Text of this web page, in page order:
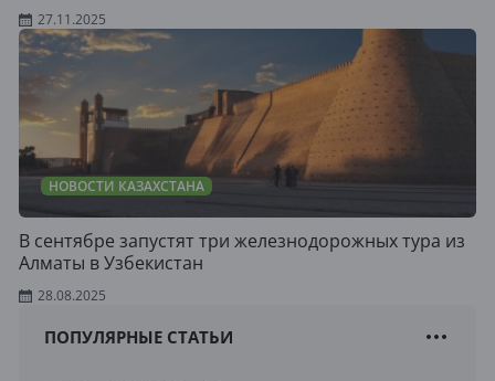
27.11.2025
НОВОСТИ КАЗАХСТАНА
В сентябре запустят три железнодорожных тура из
Алматы в Узбекистан
28.08.2025
ПОПУЛЯРНЫЕ СТАТЬИ